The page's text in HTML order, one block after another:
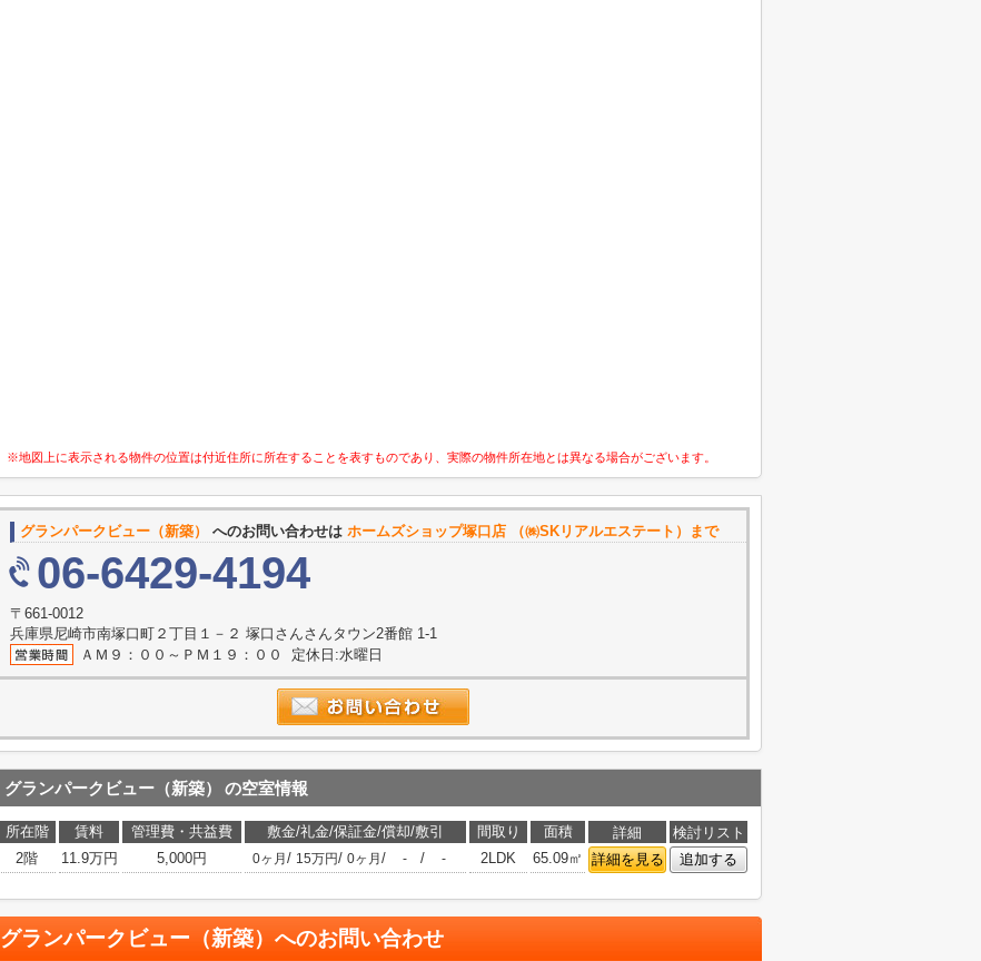
※地図上に表示される物件の位置は付近住所に所在することを表すものであり、実際の物件所在地とは異なる場合がございます。
グランパークビュー（新築） へのお問い合わせは ホームズショップ塚口店 （㈱SKリアルエステート）まで
06-6429-4194
〒661-0012
兵庫県尼崎市南塚口町２丁目１－２ 塚口さんさんタウン2番館 1-1
ＡＭ９：００～ＰＭ１９：００ 定休日:水曜日
グランパークビュー（新築） の空室情報
所在階 賃料 管理費・共益費 敷金/礼金/保証金/償却/敷引 間取り 面積 詳細
検討リスト
2階
11.9万円 5,000円 0ヶ月 / 15万円/ 0ヶ月 / - / - 2LDK 65.09㎡ 詳細を見る 追加する
グランパークビュー（新築） へのお問い合わせ